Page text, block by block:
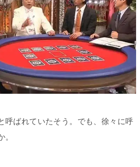
呼ばれていたそう。でも、徐々に呼
。